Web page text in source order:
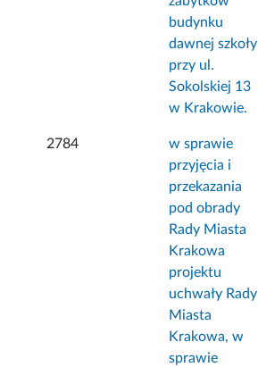
budynku
dawnej szkoły
przy ul.
Sokolskiej 13
w Krakowie.
2784
w sprawie
przyjęcia i
przekazania
pod obrady
Rady Miasta
Krakowa
projektu
uchwały Rady
Miasta
Krakowa, w
sprawie